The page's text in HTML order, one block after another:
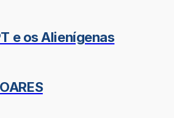
e os Alienígenas